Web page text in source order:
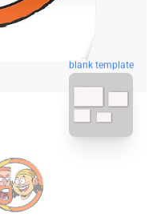
blank template